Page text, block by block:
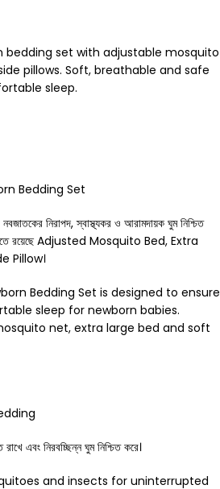
bedding set with adjustable mosquito
pillows. Soft, breathable and safe
sleep.
Bedding Set
নবজাতকের নিরাপদ, স্বাস্থ্যকর ও আরামদায়ক ঘুম নিশ্চিত
এতে রয়েছে Adjusted Mosquito Bed, Extra
Pillow।
Bedding Set is designed to ensure
sleep for newborn babies.
net, extra large bed and soft
এবং নিরবচ্ছিন্ন ঘুম নিশ্চিত করে।
and insects for uninterrupted